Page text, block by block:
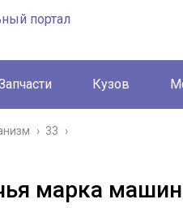
Кузов
› 33 ›
марка